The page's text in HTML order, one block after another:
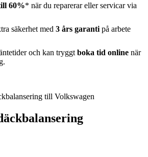
60%* när du reparerar eller servicar via
säkerhet med 3 års garanti på arbete
och kan tryggt boka tid online när
till Volkswagen